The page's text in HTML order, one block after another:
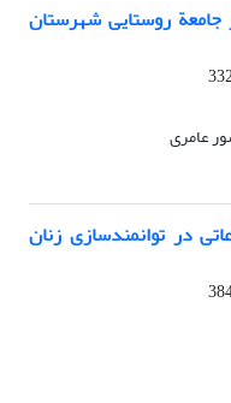
روستایی شهرستان
عامری
در توانمندسازی زنان